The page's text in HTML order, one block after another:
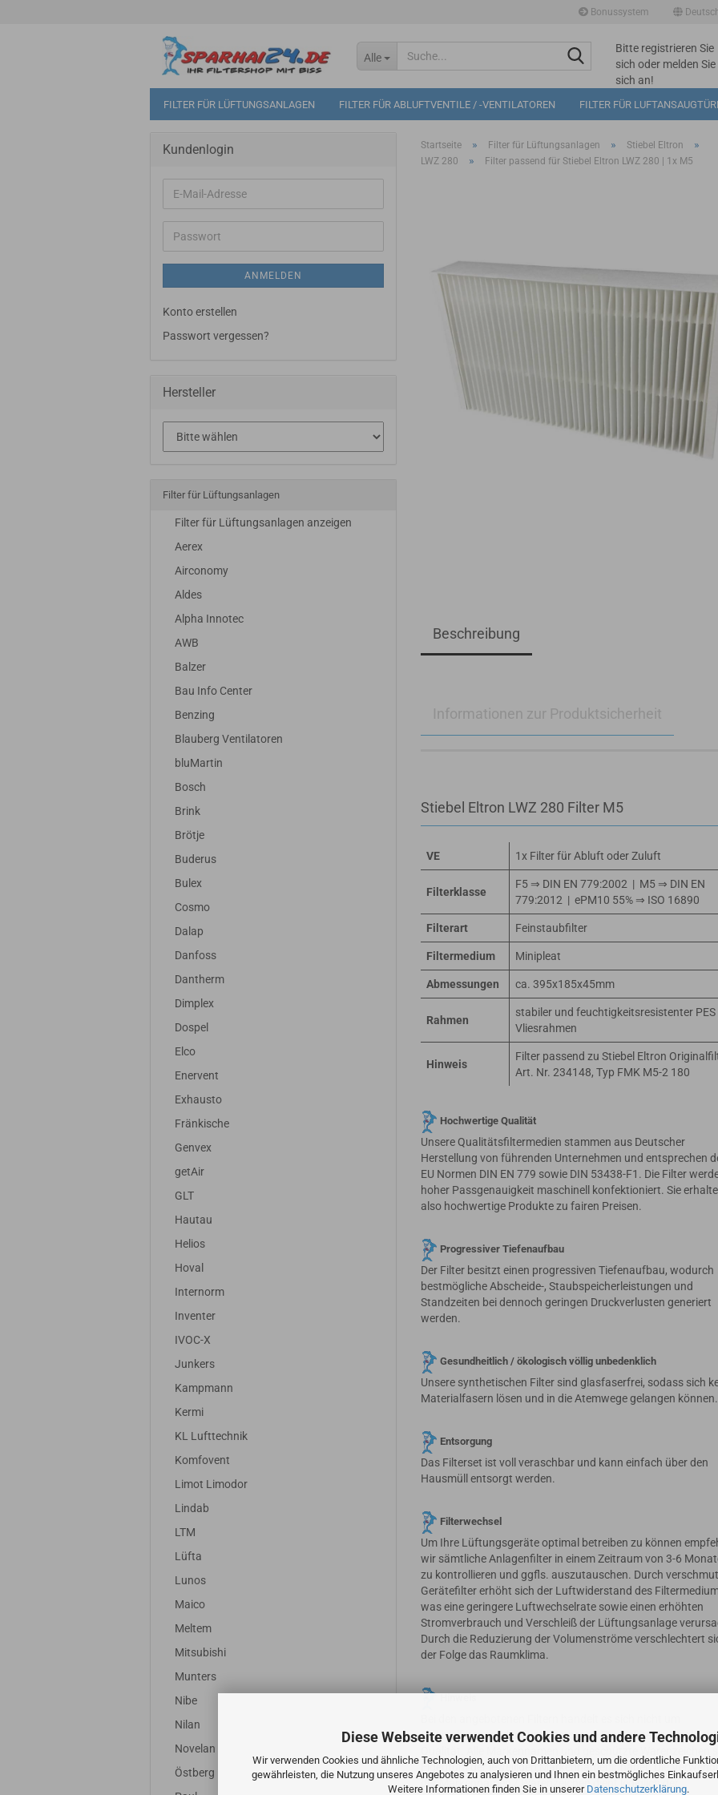
Diese Webseite verwendet Cookies und andere
Wir verwenden Cookies und ähnliche Technologien, auch von Drittanbietern, um die ordentliche
gewährleisten, die Nutzung unseres Angebotes zu analysieren und Ihnen ein bestmögliches
Weitere Informationen finden Sie in unserer Datenschutzerklärung.
Bonussystem
Alle
Suche...Bitte registrieren Sie
sich oder melden Sie
sich an!
Mögliche
Bonuspunkte im
FILTER FÜR LÜFTUNGSANLAGEN FILTER FÜR ABLUFTVENTILE / -VENTILATOREN FILTER FÜR
Startseite » Filter für Lüftungsanlagen » Stiebel Eltron »
LWZ 280 » Filter passend für Stiebel Eltron LWZ 280 | 1x M5
Beschreibung
Informationen zur Produktsicherheit
Stiebel Eltron LWZ 280 Filter M5
VE 1x Filter für Abluft oder Zuluft
Filterklasse
F5 ⇒ DIN EN 779:2002 | M5 ⇒ DIN EN
779:2012 | ePM10 55% ⇒ ISO 16890
Filterart Feinstaubfilter
Filtermedium Minipleat
Abmessungen ca. 395x185x45mm
Rahmen
stabiler und feuchtigkeitsresistenter PES
Vliesrahmen
Hinweis
Filter passend zu Stiebel Eltron
Art. Nr. 234148, Typ FMK M5-2 180
Hochwertige Qualität
Unsere Qualitätsfiltermedien stammen aus Deutscher
Herstellung von führenden Unternehmen und entsprechen
EU Normen DIN EN 779 sowie DIN 53438-F1. Die Filter
hoher Passgenauigkeit maschinell konfektioniert. Sie
also hochwertige Produkte zu fairen Preisen.
Progressiver Tiefenaufbau
Der Filter besitzt einen progressiven Tiefenaufbau, wodurch
bestmögliche Abscheide-, Staubspeicherleistungen und
Standzeiten bei dennoch geringen Druckverlusten generiert
werden.
Gesundheitlich / ökologisch völlig unbedenklich
Unsere synthetischen Filter sind glasfaserfrei, sodass sich
Materialfasern lösen und in die Atemwege gelangen können.
Entsorgung
Das Filterset ist voll veraschbar und kann einfach über den
Hausmüll entsorgt werden.
Filterwechsel
Um Ihre Lüftungsgeräte optimal betreiben zu können
wir sämtliche Anlagenfilter in einem Zeitraum von 3-6
zu kontrollieren und ggfls. auszutauschen. Durch
Gerätefilter erhöht sich der Luftwiderstand des
was eine geringere Luftwechselrate sowie einen erhöhten
Stromverbrauch und Verschleiß der Lüftungsanlage
Durch die Reduzierung der Volumenströme verschlechtert
der Folge das Raumklima.
Originalfilter sondern um alternative Ersatzfilter in
Eigentum der jeweiligen Markennameninhaber. Die
der Markennamen / Warenzeichen dient lediglich der
Kundenlogin
E-
Mail-
Adresse
Passwort
ANMELDEN
Konto erstellen
Passwort vergessen?
Hersteller
Filter für Lüftungsanlagen
Filter für Lüftungsanlagen anzeigen
Aerex
Airconomy
Aldes
Alpha Innotec
AWB
Balzer
Bau Info Center
Benzing
Blauberg Ventilatoren
bluMartin
Bosch
Brink
Brötje
Buderus
Bulex
Cosmo
Dalap
Danfoss
Dantherm
Dimplex
Dospel
Elco
Enervent
Exhausto
Fränkische
Genvex
getAir
GLT
Hautau
Helios
Hoval
Internorm
Inventer
IVOC-X
Junkers
Kampmann
Kermi
KL Lufttechnik
Komfovent
Limot Limodor
Lindab
LTM
Lüfta
Lunos
Maico
Meltem
Mitsubishi
Munters
Nibe
Nilan
Novelan
Östberg